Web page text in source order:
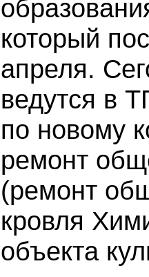
который
апреля.
ведутся в
по новому
ремонт
(ремонт
кровля
объекта